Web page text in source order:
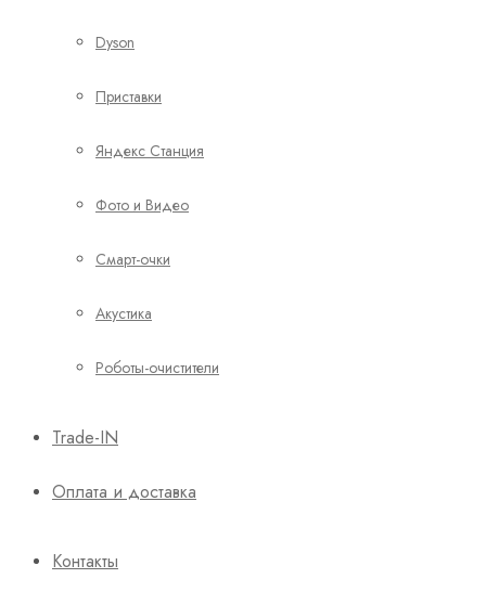
Dyson
Приставки
Яндекс Станция
Фото и Видео
Смарт-очки
Акустика
Роботы-очистители
Trade-IN
Оплата и доставка
Контакты